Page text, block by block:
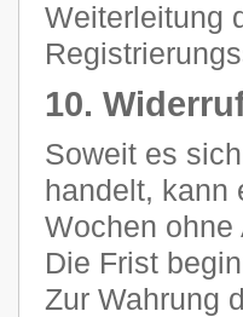
Weiterleitung
10.
Soweit es
handelt, kann
Wochen ohne
Die Frist
Zur Wahrung